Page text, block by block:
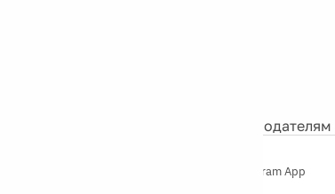
Рекламодателям
Telegram App